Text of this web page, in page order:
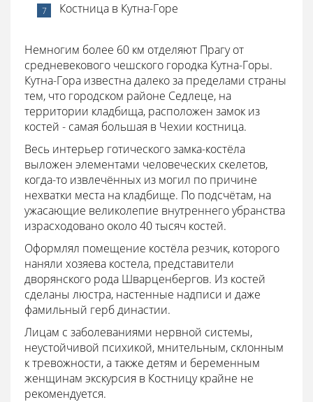
Костница в Кутна-Горе
Немногим более 60 км отделяют Прагу от
средневекового чешского городка Кутна-Горы.
Кутна-Гора известна далеко за пределами страны
тем, что городском районе Седлеце, на
территории кладбища, расположен замок из
костей - самая большая в Чехии костница.
Весь интерьер готического замка-костёла
выложен элементами человеческих скелетов,
когда-то извлечённых из могил по причине
нехватки места на кладбище. По подсчётам, на
ужасающие великолепие внутреннего убранства
израсходовано около 40 тысяч костей.
Оформлял помещение костёла резчик, которого
наняли хозяева костела, представители
дворянского рода Шварценбергов. Из костей
сделаны люстра, настенные надписи и даже
фамильный герб династии.
Лицам с заболеваниями нервной системы,
неустойчивой психикой, мнительным, склонным
к тревожности, а также детям и беременным
женщинам экскурсия в Костницу крайне не
рекомендуется.